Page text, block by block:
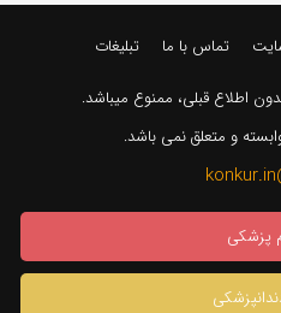
تماس با ما تبلیغات
اطلاع قبلی، ممنوع میباشد.
و متعلق نمی باشد.
پزشکی